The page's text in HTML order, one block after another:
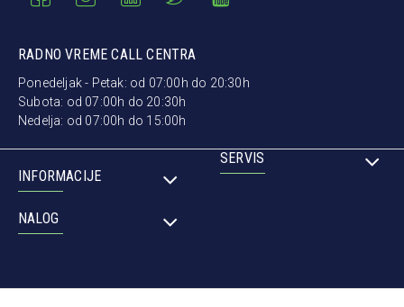
RADNO VREME CALL CENTRA
Ponedeljak - Petak: od 07:00h do 20:30h
Subota: od 07:00h do 20:30h
Nedelja: od 07:00h do 15:00h
INFORMACIJE
SERVIS
NALOG